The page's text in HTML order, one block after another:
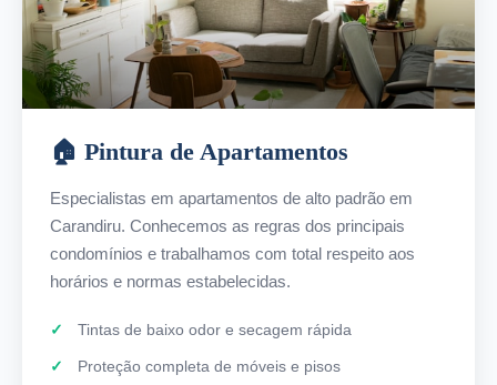
🏠 Pintura de Apartamentos
Especialistas em apartamentos de alto padrão em
Carandiru. Conhecemos as regras dos principais
condomínios e trabalhamos com total respeito aos
horários e normas estabelecidas.
Tintas de baixo odor e secagem rápida
Proteção completa de móveis e pisos